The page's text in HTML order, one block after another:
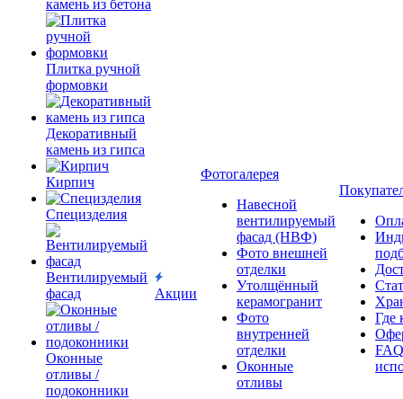
камень из бетона
Плитка ручной
формовки
Декоративный
камень из гипса
Кирпич
Специзделия
Вентилируемый
фасад
Оконные
отливы /
подоконники
Акции
Фотогалерея
Навесной
вентилируемый
фасад (НВФ)
Фото внешней
отделки
Утолщённый
керамогранит
Фото
внутренней
отделки
Оконные
отливы
Где